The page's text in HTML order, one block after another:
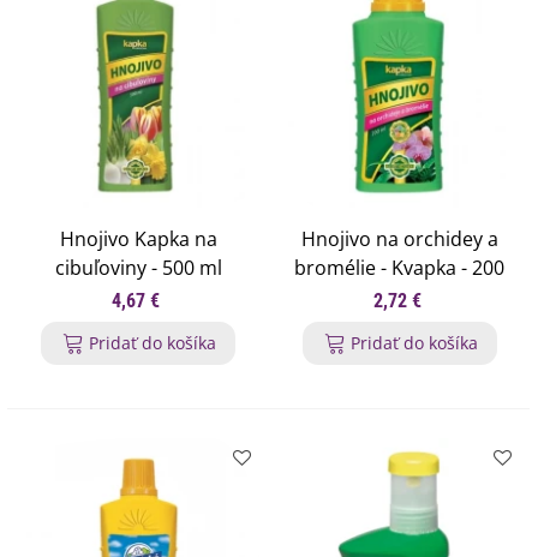
Hnojivo Kapka na
cibuľoviny - 500 ml
4,67 €
Pridať do košíka
Hnojivo na orchidey a
bromélie - Kvapka - 200
ml
2,72 €
Pridať do košíka